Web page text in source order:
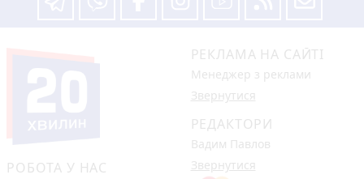
РОБОТА У НАС
РЕКЛАМА НА САЙТІ
Менеджер з реклами
Звернутися
РЕДАКТОРИ
Вадим Павлов
Звернутися